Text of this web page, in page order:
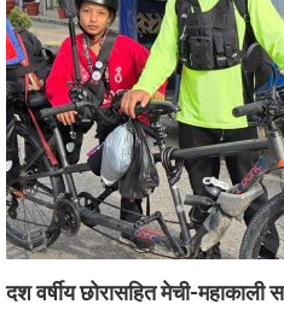
दश वर्षीय छोरासहित मेची-महाकाली